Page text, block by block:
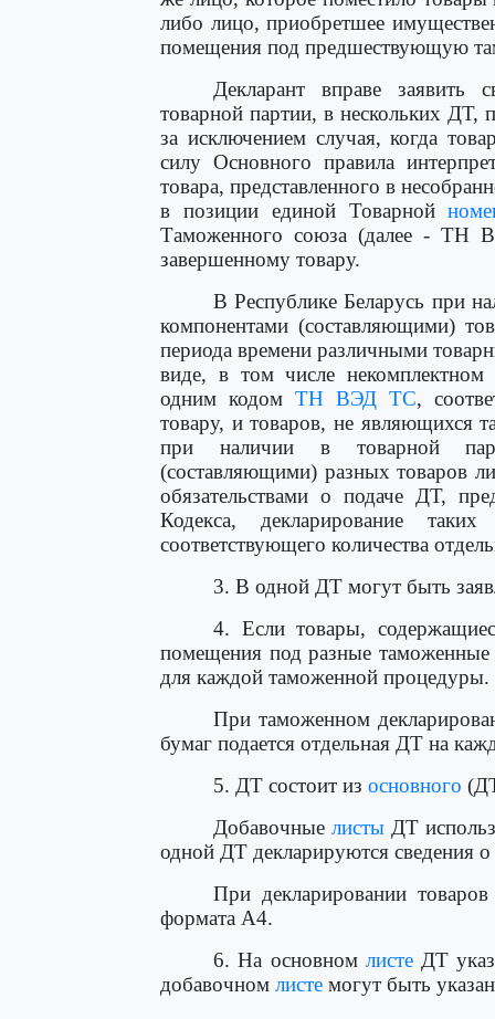
либо лицо, приобретшее
помещения под предшествующую
Декларант вправе заявить
товарной партии, в нескольких
за исключением случая, когда
силу Основного правила
товара, представленного в
в позиции единой Товарной
Таможенного союза (далее - ТН
завершенному товару.
В Республике Беларусь при
компонентами (составляющими)
периода времени различными
виде, в том числе
одним кодом ТН ВЭД ТС,
товару, и товаров, не являющихся
при наличии в товарной
(составляющими) разных товаров
обязательствами о подаче ДТ,
Кодекса, декларирование
соответствующего количества
3. В одной ДТ могут быть
4. Если товары,
помещения под разные
для каждой таможенной процедуры.
При таможенном
бумаг подается отдельная ДТ на
5. ДТ состоит из основного
Добавочныелисты ДТ
одной ДТ декларируются сведения о
При декларировании
формата A4.
6. На основном листеДТ
добавочном листе могут быть